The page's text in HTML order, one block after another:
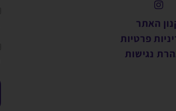
האתר
פרטיות
נגישות